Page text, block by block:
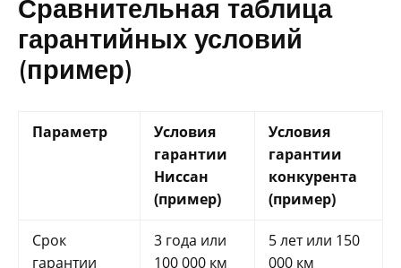
Сравнительная таблица
гарантийных условий
(пример)
Параметр
Условия
гарантии
Ниссан
(пример)
Условия
гарантии
конкурента
(пример)
Срок
гарантии
3 года или
100 000 км
5 лет или 150
000 км